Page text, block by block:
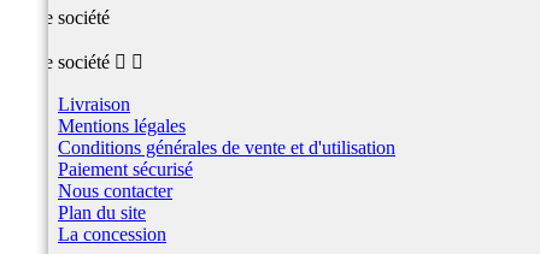
Notre société
Notre société  
Livraison
Mentions légales
Conditions générales de vente et d'utilisation
Paiement sécurisé
Nous contacter
Plan du site
La concession